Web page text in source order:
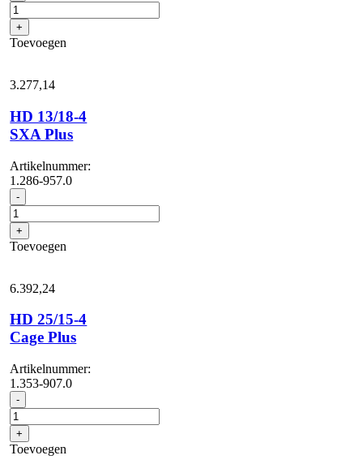
13/18-
4
S
Plus
+
Toevoegen
3.277,14
HD 13/18-4
SXA Plus
Artikelnummer:
1.286-957.0
- HD
13/18-
4
SXA
Plus
+
Toevoegen
6.392,24
HD 25/15-4
Cage Plus
Artikelnummer:
1.353-907.0
- HD
25/15-
4
Cage
Plus
+
Toevoegen